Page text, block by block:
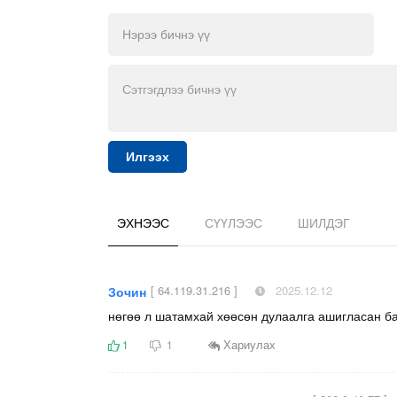
Илгээх
ЭХНЭЭС СҮҮЛЭЭС ШИЛДЭГ
Зочин [ 64.119.31.216 ] 2025.12.12
нөгөө л шатамхай хөөсөн дулаалга ашигласан
1 1 Хариулах